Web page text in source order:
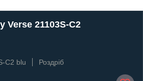
Verse 21103S-C2
C2 blu
Роздріб